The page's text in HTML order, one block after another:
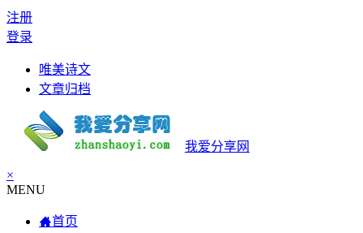
注册
登录
唯美诗文
文章归档
我爱分享网
×
MENU
首页